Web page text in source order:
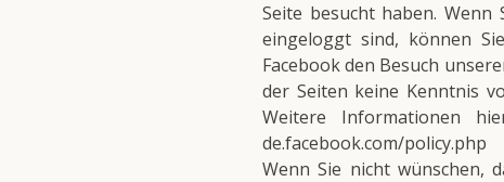
Seite besucht haben. Wenn
eingeloggt sind, können
Facebook den Besuch
der Seiten keine Kenntnis
Weitere Informationen
de.facebook.com/policy.php
Wenn Sie nicht wünschen,